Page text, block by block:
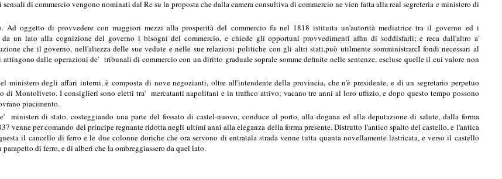
di commercio vengono nominati dal Re su la proposta che dalla camera consultiva di commercio ne vien fatta alla real segreteria e ministero di
Ad oggetto di provvedere con maggiori mezzi alla prosperità del commercio fu nel 1818 istituita un'autorità mediatrice tra il governo ed i
da un lato alla cognizione del governo i bisogni del commercio, e chiede gli opportuni provvedimenti affin di soddisfarli; e reca dall'altro a'
che il governo, nell'altezza delle sue vedute e nelle sue relazioni politiche con gli altri stati,può utilmente somministrarcI fondi necessari al
dalle operazioni de' tribunali di commercio con un diritto graduale soprale somme definite nelle sentenze, escluse quelle il cui valore non
ministero degli affari interni, è composta di nove negozianti, oltre all'intendente della provincia, che n'è presidente, e di un segretario perpetuo
di Montoliveto. I consiglieri sono eletti tra' mercatanti napolitani e in traffico attivo; vacano tre anni al loro uffizio, e dopo questo tempo possono
piacimento.
ministeri di stato, costeggiando una parte del fossato di castel-nuovo, conduce al porto, alla dogana ed alla deputazione di salute, dalla forma
venne per comando del principe regnante ridotta negli ultimi anni alla eleganza della forma presente. Distrutto l'antico spalto del castello, e l'antica
il cancello di ferro e le due colonne doriche che ora servono di entratala strada venne tutta quanta novellamente lastricata, e verso il castello
di ferro, e di alberi che la ombreggiassero da quel lato.